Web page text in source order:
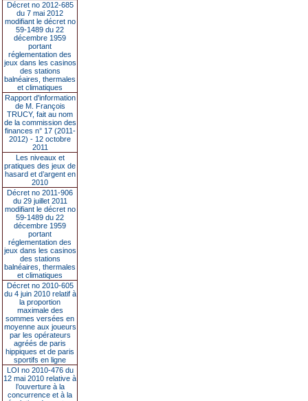
Décret no 2012-685
du 7 mai 2012
modifiant le décret no
59-1489 du 22
décembre 1959
portant
réglementation des
jeux dans les casinos
des stations
balnéaires, thermales
et climatiques
Rapport d'information
de M. François
TRUCY, fait au nom
de la commission des
finances n° 17 (2011-
2012) - 12 octobre
2011
Les niveaux et
pratiques des jeux de
hasard et d’argent en
2010
Décret no 2011-906
du 29 juillet 2011
modifiant le décret no
59-1489 du 22
décembre 1959
portant
réglementation des
jeux dans les casinos
des stations
balnéaires, thermales
et climatiques
Décret no 2010-605
du 4 juin 2010 relatif à
la proportion
maximale des
sommes versées en
moyenne aux joueurs
par les opérateurs
agréés de paris
hippiques et de paris
sportifs en ligne
LOI no 2010-476 du
12 mai 2010 relative à
l’ouverture à la
concurrence et à la